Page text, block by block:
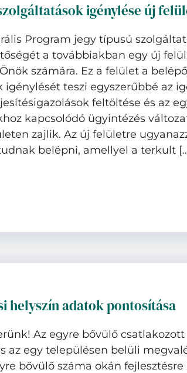
Jelszó
igénylése új
Program jegy típusú
a továbbiakban egy új
számára. Ez a felület a
igénylését teszi egyszerűbbé az
feltöltése és az
kapcsolódó ügyintézés
zajlik. Az új felületre
belépni, amellyel a terkult
helyszín adatok pontosítása
Az egyre bővülő csatlakozott
az egy településen belüli
bővülő száma okán fejlesztésre